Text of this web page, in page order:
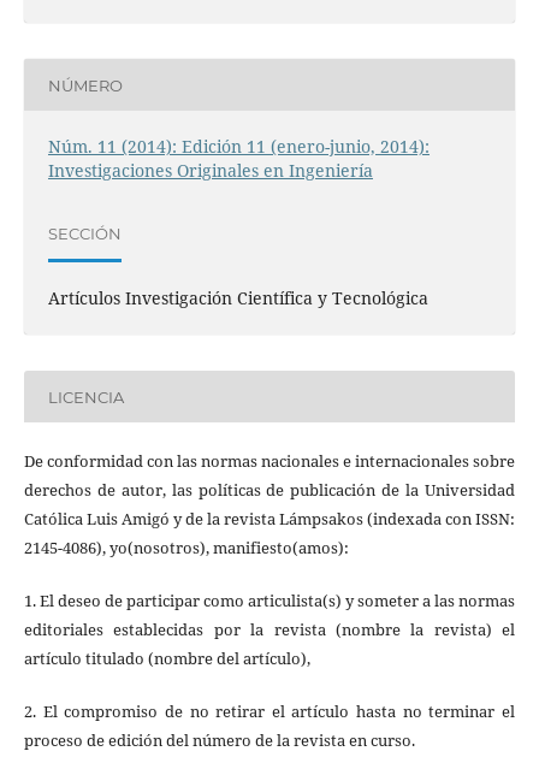
NÚMERO
Núm. 11 (2014): Edición 11 (enero-junio, 2014):
Investigaciones Originales en Ingeniería
SECCIÓN
Artículos Investigación Científica y Tecnológica
LICENCIA
De conformidad con las normas nacionales e internacionales sobre
derechos de autor, las políticas de publicación de la Universidad
Católica Luis Amigó y de la revista Lámpsakos (indexada con ISSN:
2145-4086), yo(nosotros), manifiesto(amos):
1. El deseo de participar como articulista(s) y someter a las normas
editoriales establecidas por la revista (nombre la revista) el
artículo titulado (nombre del artículo),
2. El compromiso de no retirar el artículo hasta no terminar el
proceso de edición del número de la revista en curso.